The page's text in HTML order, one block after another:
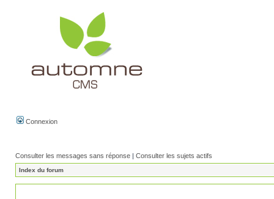
Connexion
Consulter les messages sans réponse | Consulter les sujets actifs
Index du forum